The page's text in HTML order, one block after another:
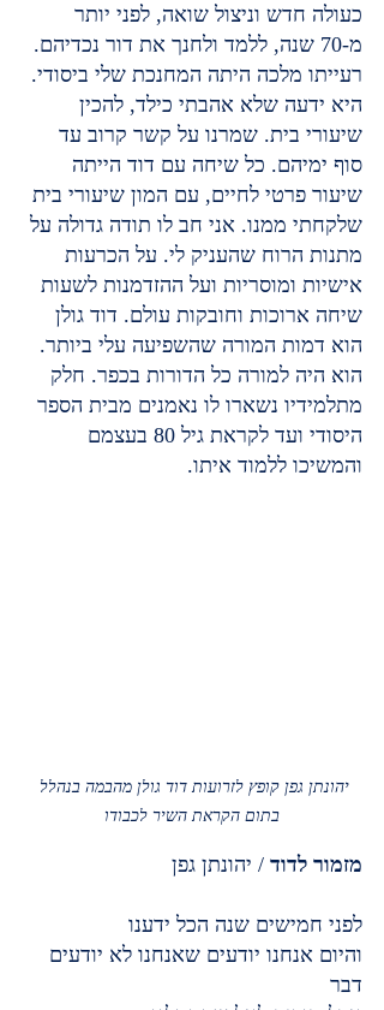
כעולה חדש וניצול שואה, לפני יותר
מ-70 שנה, ללמד ולחנך את דור נכדיהם.
רעייתו מלכה היתה המחנכת שלי ביסודי.
היא ידעה שלא אהבתי כילד, להכין
שיעורי בית. שמרנו על קשר קרוב עד
סוף ימיהם. כל שיחה עם דוד הייתה
שיעור פרטי לחיים, עם המון שיעורי בית
שלקחתי ממנו. אני חב לו תודה גדולה על
מתנות הרוח שהעניק לי. על הכרעות
אישיות ומוסריות ועל ההזדמנות לשעות
שיחה ארוכות וחובקות עולם. דוד גולן
הוא דמות המורה שהשפיעה עלי ביותר.
הוא היה למורה כל הדורות בכפר. חלק
מתלמידיו נשארו לו נאמנים מבית הספר
היסודי ועד לקראת גיל 80 בעצמם
והמשיכו ללמוד איתו.
יהונתן גפן קופץ לזרועות דוד גולן מהבמה בנהלל
בתום הקראת השיר לכבודו
מזמור לדוד / יהונתן גפן
לפני חמישים שנה הכל ידענו
והיום אנחנו יודעים שאנחנו לא יודעים
דבר